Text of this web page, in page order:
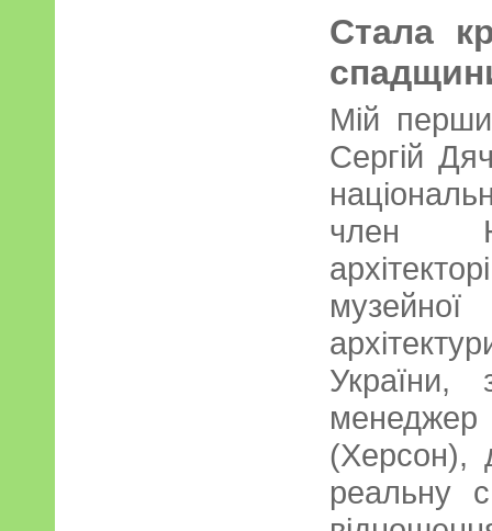
Стала
Мій
Сергій
член
України,
(Херсон),
реальну